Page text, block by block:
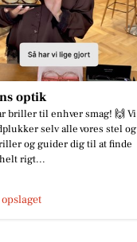
optik
briller til enhver smag! 🙌 Vi
selv alle vores stel og
og guider dig til at finde
rigt...